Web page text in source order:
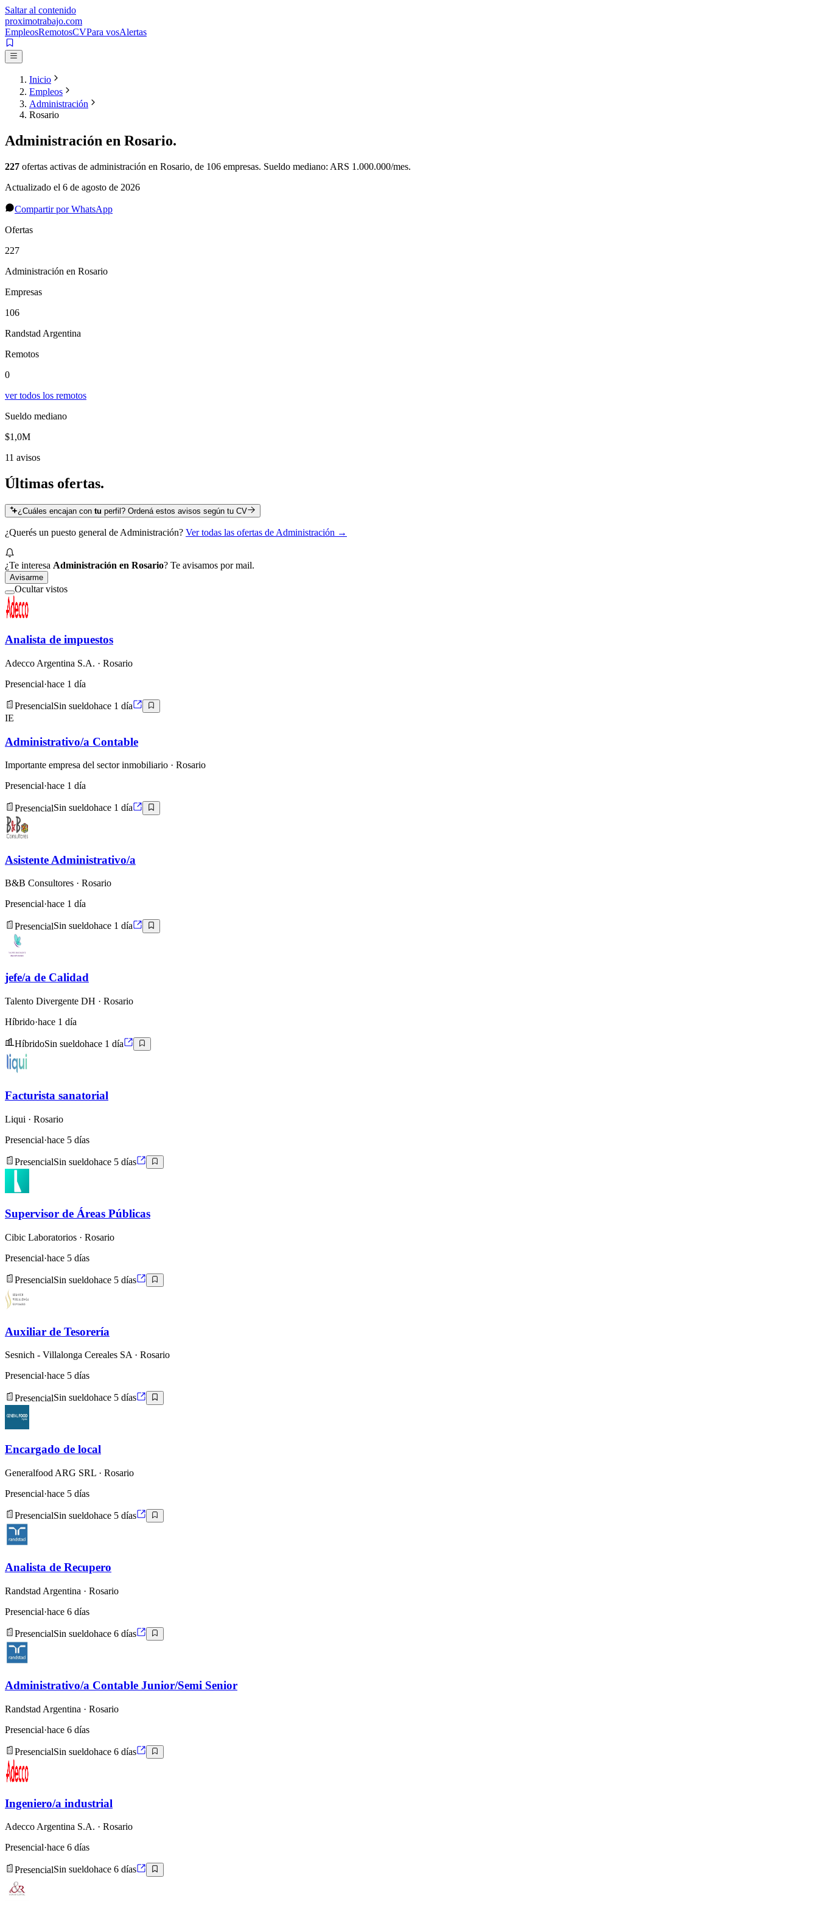
Saltar al contenido
proximotrabajo.com
EmpleosRemotosCVPara vosAlertas
Inicio
Empleos
Administración
Rosario
Administración en Rosario.
227 ofertas activas de administración en Rosario, de 106 empresas. Sueldo mediano: ARS 1.000.000/mes.
Actualizado el 6 de agosto de 2026
Compartir por WhatsApp
Ofertas
227
Administración en Rosario
Empresas
106
Randstad Argentina
Remotos
0
ver todos los remotos
Sueldo mediano
$1,0M
11 avisos
Últimas ofertas.
¿Cuáles encajan contu perfil? Ordená estos avisos según tu CV
¿Querés un puesto general de Administración? Ver todas las ofertas de Administración →
¿Te interesa Administración en Rosario? Te avisamos por mail.
Avisarme
Ocultar vistos
Analista de impuestos
Adecco Argentina S.A. · Rosario
Presencial·hace 1 día
PresencialSin sueldohace 1 día
IE
Administrativo/a Contable
Importante empresa del sector inmobiliario · Rosario
Presencial·hace 1 día
PresencialSin sueldohace 1 día
Asistente Administrativo/a
B&B Consultores · Rosario
Presencial·hace 1 día
PresencialSin sueldohace 1 día
jefe/a de Calidad
Talento Divergente DH · Rosario
Híbrido·hace 1 día
HíbridoSin sueldohace 1 día
Facturista sanatorial
Liqui · Rosario
Presencial·hace 5 días
PresencialSin sueldohace 5 días
Supervisor de Áreas Públicas
Cibic Laboratorios · Rosario
Presencial·hace 5 días
PresencialSin sueldohace 5 días
Auxiliar de Tesorería
Sesnich - Villalonga Cereales SA · Rosario
Presencial·hace 5 días
PresencialSin sueldohace 5 días
Encargado de local
Generalfood ARG SRL · Rosario
Presencial·hace 5 días
PresencialSin sueldohace 5 días
Analista de Recupero
Randstad Argentina · Rosario
Presencial·hace 6 días
PresencialSin sueldohace 6 días
Administrativo/a Contable Junior/Semi Senior
Randstad Argentina · Rosario
Presencial·hace 6 días
PresencialSin sueldohace 6 días
Ingeniero/a industrial
Adecco Argentina S.A. · Rosario
Presencial·hace 6 días
PresencialSin sueldohace 6 días